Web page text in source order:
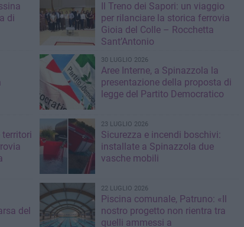
di
Il Treno dei Sapori: un viaggio
per rilanciare la storica ferrovia
Gioia del Colle – Rocchetta
Sant’Antonio
30 LUGLIO 2026
Aree Interne, a Spinazzola la
presentazione della proposta di
legge del Partito Democratico
23 LUGLIO 2026
Sicurezza e incendi boschivi:
installate a Spinazzola due
vasche mobili
del
22 LUGLIO 2026
Piscina comunale, Patruno: «Il
nostro progetto non rientra tra
quelli ammessi a